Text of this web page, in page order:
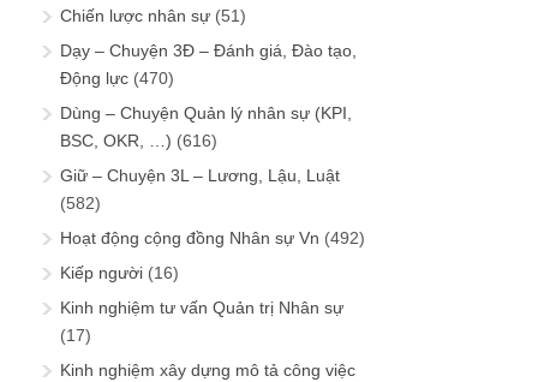
Chiến lược nhân sự (51)
Dạy – Chuyện 3Đ – Đánh giá, Đào tạo,
Động lực (470)
Dùng – Chuyện Quản lý nhân sự (KPI,
BSC, OKR, …) (616)
Giữ – Chuyện 3L – Lương, Lậu, Luật
(582)
Hoạt động cộng đồng Nhân sự Vn (492)
Kiếp người (16)
Kinh nghiệm tư vấn Quản trị Nhân sự
(17)
Kinh nghiệm xây dựng mô tả công việc